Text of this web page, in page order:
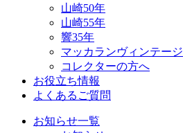
山崎50年
山崎55年
響35年
マッカランヴィンテージ
コレクターの方へ
お役立ち情報
よくあるご質問
お知らせ一覧